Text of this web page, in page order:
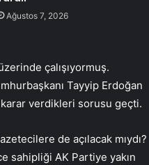
Ağustos 7, 2026
çalışıyormuş.
Tayyip Erdoğan
verdikleri sorusu geçti.
de açılacak mıydı?
sahipliği AK Partiye yakın